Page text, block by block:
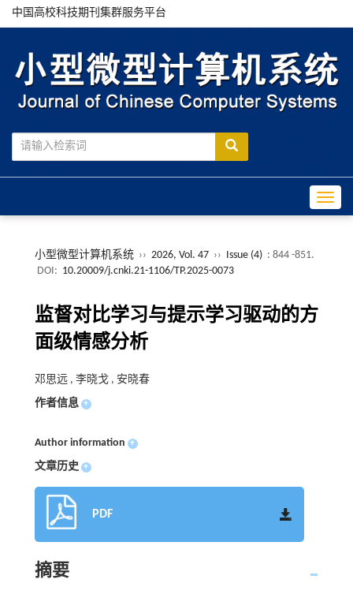
中国高校科技期刊集群服务平台
小型微型计算机系统 ›› 2026, Vol. 47 ›› Issue (4) : 844 -851.
DOI: 10.20009/j.cnki.21-1106/TP.2025-0073
监督对比学习与提示学习驱动的方
面级情感分析
邓思远 , 李晓戈 , 安晓春
作者信息 +
Author information +
文章历史 +
PDF
摘要